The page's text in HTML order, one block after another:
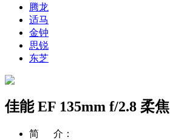
腾龙
适马
金钟
思锐
东芝
佳能 EF 135mm f/2.8 柔焦
简 介：